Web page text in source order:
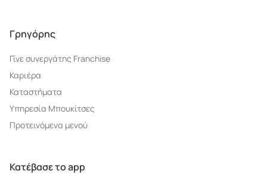
Γρηγόρης
Γίνε συνεργάτης Franchise
Καριέρα
Καταστήματα
Υπηρεσία Μπουκίτσες
Προτεινόμενα μενού
Κατέβασε το app